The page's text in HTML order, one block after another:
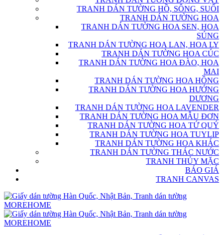
TRANH DÁN TƯỜNG HỒ, SÔNG, SUỐI
TRANH DÁN TƯỜNG HOA
TRANH DÁN TƯỜNG HOA SEN, HOA
SÚNG
TRANH DÁN TƯỜNG HOA LAN, HOA LY
TRANH DÁN TƯỜNG HOA CÚC
TRANH DÁN TƯỜNG HOA ĐÀO, HOA
MAI
TRANH DÁN TƯỜNG HOA HỒNG
TRANH DÁN TƯỜNG HOA HƯỚNG
DƯƠNG
TRANH DÁN TƯỜNG HOA LAVENDER
TRANH DÁN TƯỜNG HOA MẪU ĐƠN
TRANH DÁN TƯỜNG HOA TỨ QUÝ
TRANH DÁN TƯỜNG HOA TUYLIP
TRANH DÁN TƯỜNG HOA KHÁC
TRANH DÁN TƯỜNG THÁC NƯỚC
TRANH THỦY MẶC
BÁO GIÁ
TRANH CANVAS